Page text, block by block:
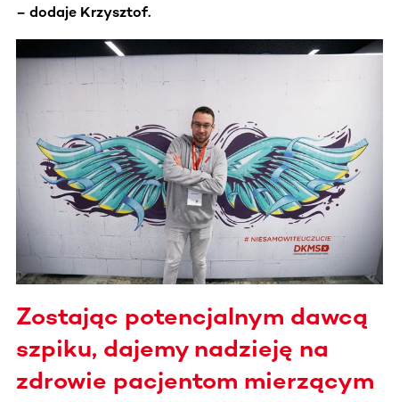
– dodaje Krzysztof.
Zostając potencjalnym dawcą
szpiku, dajemy nadzieję na
zdrowie pacjentom mierzącym